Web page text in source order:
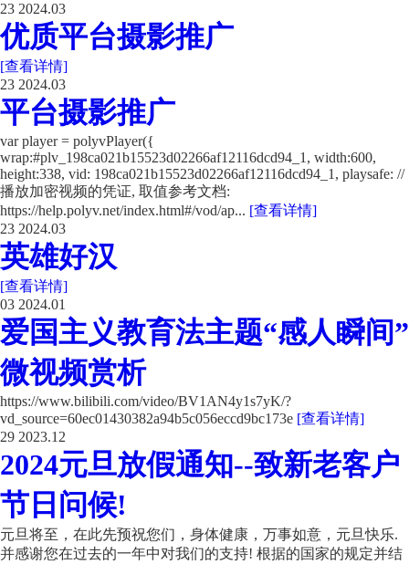
23 2024.03
优质平台摄影推广
[查看详情]
23 2024.03
平台摄影推广
var player = polyvPlayer({
wrap:#plv_198ca021b15523d02266af12116dcd94_1, width:600,
height:338, vid: 198ca021b15523d02266af12116dcd94_1, playsafe: //
播放加密视频的凭证, 取值参考文档:
https://help.polyv.net/index.html#/vod/ap... [查看详情]
23 2024.03
英雄好汉
[查看详情]
03 2024.01
爱国主义教育法主题“感人瞬间”
微视频赏析
https://www.bilibili.com/video/BV1AN4y1s7yK/?
vd_source=60ec01430382a94b5c056eccd9bc173e [查看详情]
29 2023.12
2024元旦放假通知--致新老客户
节日问候!
元旦将至，在此先预祝您们，身体健康，万事如意，元旦快乐.
并感谢您在过去的一年中对我们的支持! 根据的国家的规定并结